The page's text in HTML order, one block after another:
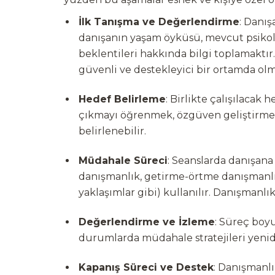
İlk Tanışma ve Değerlendirme:
danışanın yaşam öyküsü, mevcut
beklentileri hakkında bilgi
güvenli ve destekleyici bir ortamda
Hedef Belirleme: Birlikte çalışılacak
çıkmayı öğrenmek, özgüven
belirlenebilir.
Müdahale Süreci: Seanslarda
danışmanlık, getirme-örtme
yaklaşımlar gibi) kullanılır.
Değerlendirme ve İzleme: Süreç
durumlarda müdahale stratejileri
Kapanış Süreci ve Destek: